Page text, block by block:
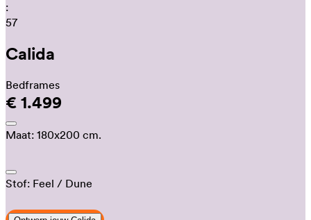
:
48
Calida
Bedframes
€ 1.499
Maat: 180x200 cm.
Stof: Feel / Dune